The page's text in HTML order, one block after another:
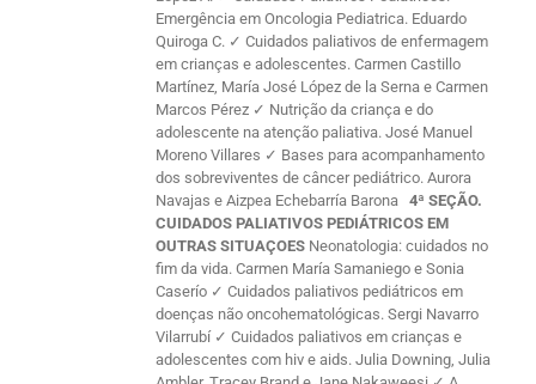
Emergência em Oncologia Pediatrica. Eduardo
Quiroga C. ✓ Cuidados paliativos de enfermagem
em crianças e adolescentes. Carmen Castillo
Martínez, María José López de la Serna e Carmen
Marcos Pérez ✓ Nutrição da criança e do
adolescente na atenção paliativa. José Manuel
Moreno Villares ✓ Bases para acompanhamento
dos sobreviventes de câncer pediátrico. Aurora
Navajas e Aizpea Echebarría Barona4ª SEÇÃO.
CUIDADOS PALIATIVOS PEDIÁTRICOS EM
OUTRAS SITUAÇOES Neonatologia: cuidados no
fim da vida. Carmen María Samaniego e Sonia
Caserío ✓ Cuidados paliativos pediátricos em
doenças não oncohematológicas. Sergi Navarro
Vilarrubí ✓ Cuidados paliativos em crianças e
adolescentes com hiv e aids. Julia Downing, Julia